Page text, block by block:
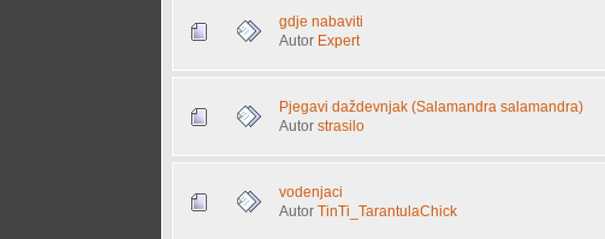
gdje nabaviti
Autor Expert
Pjegavi daždevnjak (Salamandra salamandra)
Autorstrasilo
vodenjaci
AutorTinTi_TarantulaChick